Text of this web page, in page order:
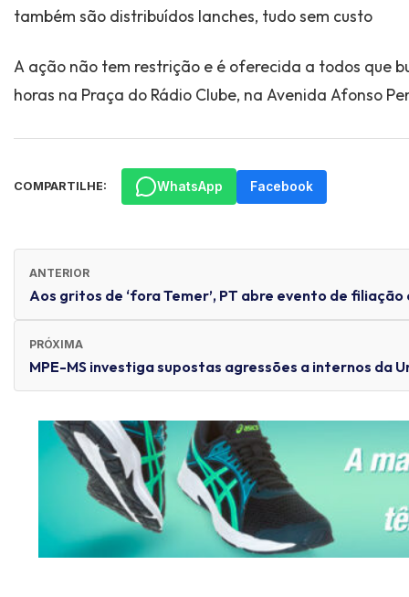
também são distribuídos lanches, tudo sem custo
A ação não tem restrição e é oferecida a todos que
horas na Praça do Rádio Clube, na Avenida Afonso
COMPARTILHE: WhatsApp Facebook
ANTERIOR
Aos gritos de ‘fora Temer’, PT abre evento de filiação
PRÓXIMA
MPE-MS investiga supostas agressões a internos da